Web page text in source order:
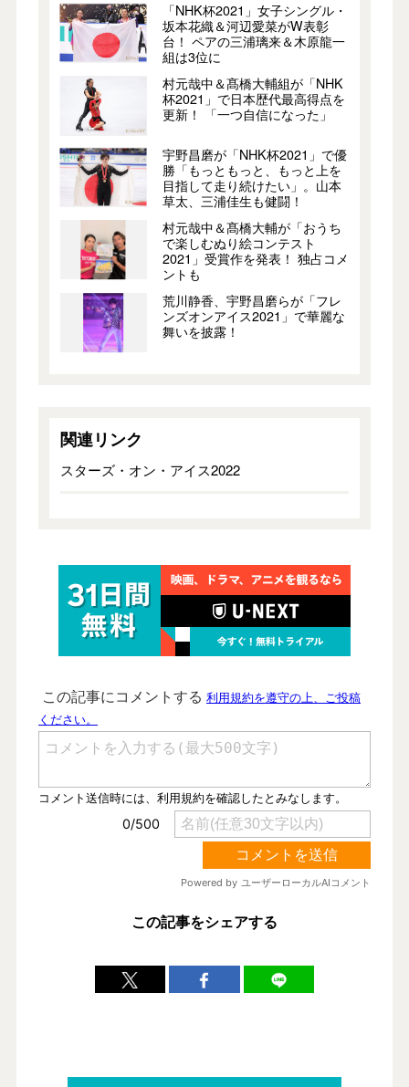
「NHK杯2021」女子シングル・
坂本花織＆河辺愛菜がW表彰
台！ ペアの三浦璃来＆木原龍一
組は3位に
村元哉中＆髙橋大輔組が「NHK
杯2021」で日本歴代最高得点を
更新！ 「一つ自信になった」
宇野昌磨が「NHK杯2021」で優
勝「もっともっと、もっと上を
目指して走り続けたい」。山本
草太、三浦佳生も健闘！
村元哉中＆髙橋大輔が「おうち
で楽しむぬり絵コンテスト
2021」受賞作を発表！ 独占コメ
ントも
荒川静香、宇野昌磨らが「フレ
ンズオンアイス2021」で華麗な
舞いを披露！
関連リンク
スターズ・オン・アイス2022
この記事をシェアする